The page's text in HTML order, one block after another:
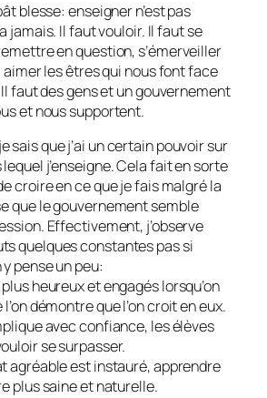
blesse: enseigner n’est pas
jamais. Il faut vouloir. Il faut se
en question, s’émerveiller
les êtres qui nous font face
faut des gens et un gouvernement
et nous supportent.
sais que j’ai un certain pouvoir sur
j’enseigne. Cela fait en sorte
croire en ce que je fais malgré la
que le gouvernement semble
Effectivement, j’observe
quelques constantes pas si
pense un peu:
heureux et engagés lorsqu’on
démontre que l’on croit en eux.
avec confiance, les élèves
se surpasser.
agréable est instauré, apprendre
plus saine et naturelle.